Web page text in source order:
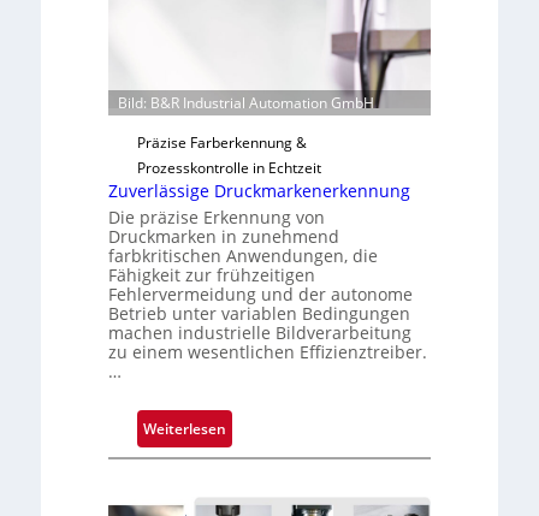
n
g
a
u
s
Bild: B&R Industrial Automation GmbH
Präzise Farberkennung &
Prozesskontrolle in Echtzeit
Zuverlässige Druckmarkenerkennung
Die präzise Erkennung von
Druckmarken in zunehmend
farbkritischen Anwendungen, die
Fähigkeit zur frühzeitigen
Fehlervermeidung und der autonome
Betrieb unter variablen Bedingungen
machen industrielle Bildverarbeitung
zu einem wesentlichen Effizienztreiber.
…
Weiterlesen:
Z
v